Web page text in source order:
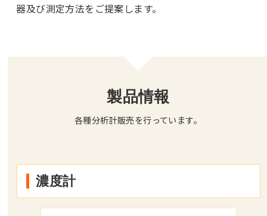
器及び測定方法をご提案します。
製品情報
各種分析計販売を行っています。
濃度計